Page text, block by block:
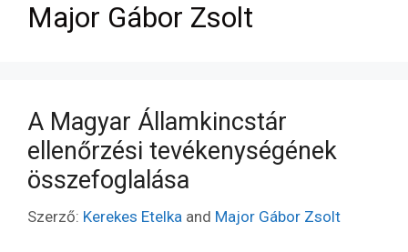
Major Gábor Zsolt
A Magyar Államkincstár
ellenőrzési tevékenységének
összefoglalása
Szerző: Kerekes Etelka and Major Gábor Zsolt